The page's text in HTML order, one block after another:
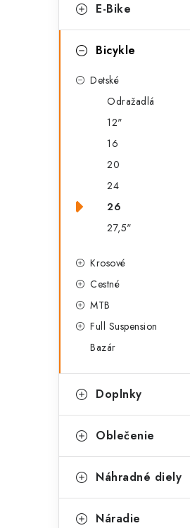
okategórie
a
E-Bike
Bicykle
Detské
Odražadlá
12"
16
20
24
26
27,5"
Krosové
Cestné
MTB
Full Suspension
Bazár
Doplnky
Oblečenie
Náhradné diely
Náradie